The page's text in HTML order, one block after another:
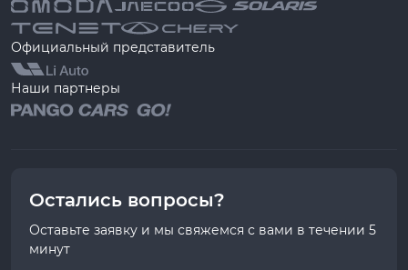
Официальный представитель
Наши партнеры
Остались вопросы?
Оставьте заявку и мы свяжемся с вами в течении 5
минут